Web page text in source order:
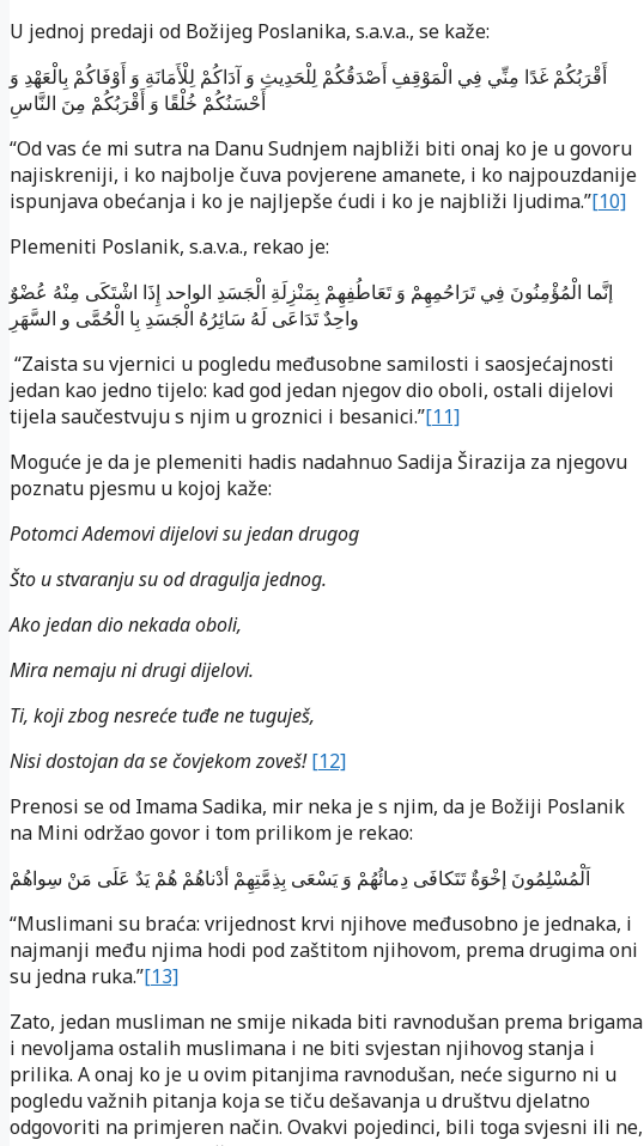
U jednoj predaji od Božijeg Poslanika, s.a.v.a., se kaže:
أَقْرَبُكُمْ غَدًا مِنِّي فِي الْمَوْقِفِ أَصْدَقُكُمْ لِلْحَدِيثِ وَ آدَاكُمْ لِلْأَمَانَةِ وَ أَوْفَاكُمْ بِالْعَهْدِ وَ
أَحْسَنُكُمْ خُلْقًا وَ أَقْرَبُكُمْ مِنَ النَّاسِ
“Od vas će mi sutra na Danu Sudnjem najbliži biti onaj ko je u govoru
najiskreniji, i ko najbolje čuva povjerene amanete, i ko najpouzdanije
ispunjava obećanja i ko je najljepše ćudi i ko je najbliži ljudima.”[10]
Plemeniti Poslanik, s.a.v.a., rekao je:
إنَّما الْمُؤْمِنُونَ فِي تَرَاحُمِهِمْ وَ تَعَاطُفِهِمْ بِمَنْزِلَةِ الْجَسَدِ الواحد إِذَا اشْتَكَى مِنْهُ عُضْوٌ
واحِدٌ تَدَاعَى لَهُ سَائِرُهُ الْجَسَدِ بِا الْحُمَّى و السَّهَرِ
“Zaista su vjernici u pogledu međusobne samilosti i saosjećajnosti
jedan kao jedno tijelo: kad god jedan njegov dio oboli, ostali dijelovi
tijela saučestvuju s njim u groznici i besanici.”[11]
Moguće je da je plemeniti hadis nadahnuo Sadija Širazija za njegovu
poznatu pjesmu u kojoj kaže:
Potomci Ademovi dijelovi su jedan drugog
Što u stvaranju su od dragulja jednog.
Ako jedan dio nekada oboli,
Mira nemaju ni drugi dijelovi.
Ti, koji zbog nesreće tuđe ne tuguješ,
Nisi dostojan da se čovjekom zoveš![12]
Prenosi se od Imama Sadika, mir neka je s njim, da je Božiji Poslanik
na Mini održao govor i tom prilikom je rekao:
اَلْمُسْلِمُونَ إخْوَةٌ تَتَكافَى دِمائُهُمْ وَ يَسْعَى بِذِمَّتِهِمْ أدْناهُمْ هُمْ يَدٌ عَلَى مَنْ سِواهُمْ
“Muslimani su braća: vrijednost krvi njihove međusobno je jednaka, i
najmanji među njima hodi pod zaštitom njihovom, prema drugima oni
su jedna ruka.”[13]
Zato, jedan musliman ne smije nikada biti ravnodušan prema brigama
i nevoljama ostalih muslimana i ne biti svjestan njihovog stanja i
prilika. A onaj ko je u ovim pitanjima ravnodušan, neće sigurno ni u
pogledu važnih pitanja koja se tiču dešavanja u društvu djelatno
odgovoriti na primjeren način. Ovakvi pojedinci, bili toga svjesni ili ne,